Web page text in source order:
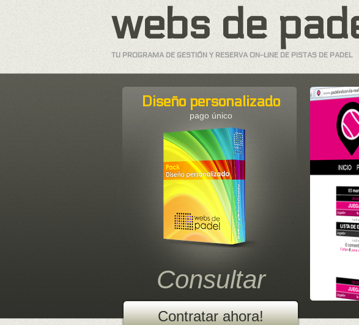
webs de
TU PROGRAMA DE GESTIÓN Y RESERVA ON-LINE DE PISTAS DE PADEL
Diseño personalizado
pago único
Consultar
Contratar ahora!